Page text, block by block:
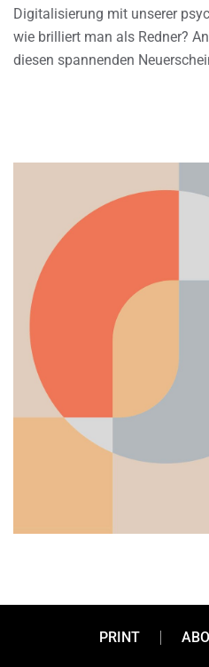
Digitalisierung mit unserer
wie brilliert man als Redner?
diesen spannenden
Was wir
PRINT ABO